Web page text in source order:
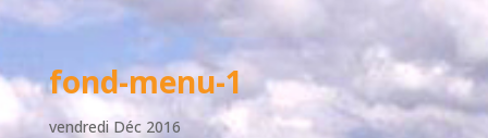
fond-menu-1
vendredi Déc 2016